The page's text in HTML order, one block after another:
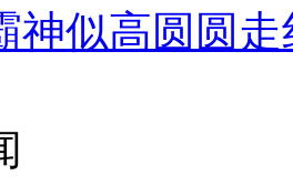
神似高圆圆走